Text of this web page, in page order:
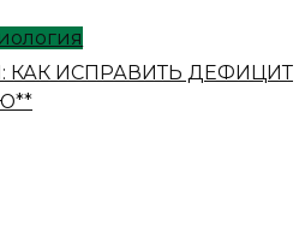
ИСПРАВИТЬ ДЕФИЦИТ